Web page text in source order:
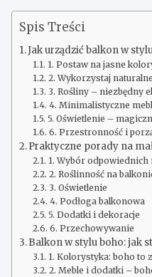
Spis Treści
Jak urządzić balkon w
1. Postaw na jasne
2. Wykorzystaj
3. Rośliny – niezbędny
4. Minimalistyczne
5. Oświetlenie –
6. Przestronność i
Praktyczne porady na
1. Wybór odpowiednich
2. Roślinność na
3. Oświetlenie
4. Podłoga balkonowa
5. Dodatki i dekoracje
6. Przechowywanie
Balkon w stylu boho: jak
1. Kolorystyka: boho to
2. Meble i dodatki –